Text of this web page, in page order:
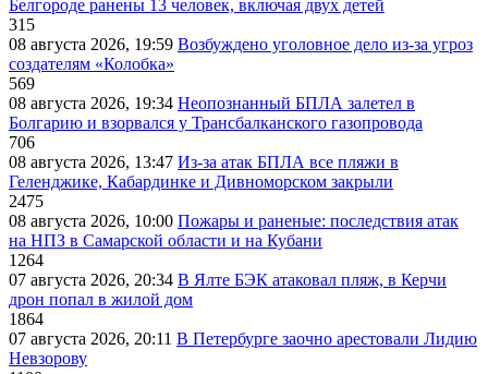
Белгороде ранены 13 человек, включая двух детей
315
08 августа 2026, 19:59 Возбуждено уголовное дело из-за угроз
создателям «Колобка»
569
08 августа 2026, 19:34 Неопознанный БПЛА залетел в
Болгарию и взорвался у Трансбалканского газопровода
706
08 августа 2026, 13:47 Из-за атак БПЛА все пляжи в
Геленджике, Кабардинке и Дивноморском закрыли
2475
08 августа 2026, 10:00 Пожары и раненые: последствия атак
на НПЗ в Самарской области и на Кубани
1264
07 августа 2026, 20:34 В Ялте БЭК атаковал пляж, в Керчи
дрон попал в жилой дом
1864
07 августа 2026, 20:11 В Петербурге заочно арестовали Лидию
Невзорову